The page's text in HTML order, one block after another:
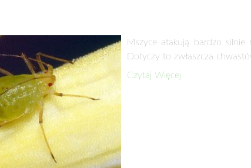
Mszyce atakują bardzo
Dotyczy to zwłaszcza
Czytaj Więcej